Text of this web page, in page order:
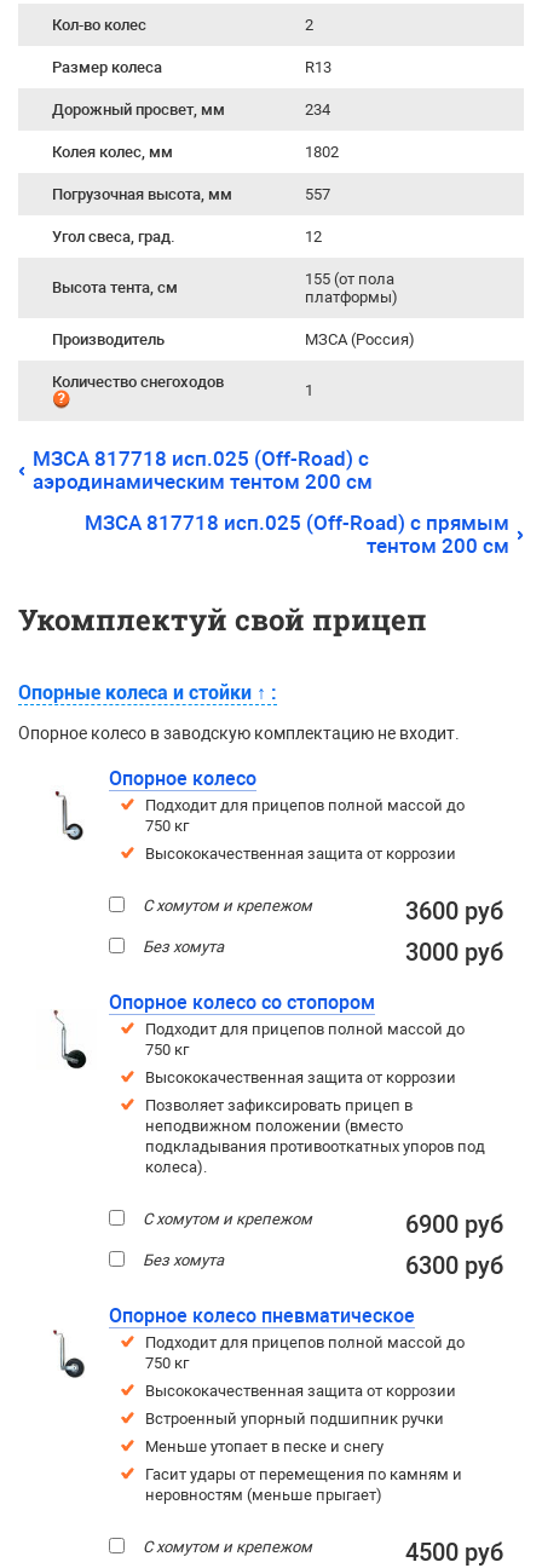
Кол-во колес 2
Размер колеса R13
Дорожный просвет, мм 234
Колея колес, мм 1802
Погрузочная высота, мм 557
Угол свеса, град. 12
Высота тента, см
155 (от пола
платформы)
Производитель МЗСА (Россия)
Количество снегоходов 1
МЗСА 817718 исп.025 (Off-Road) с
аэродинамическим тентом 200 см
МЗСА 817718 исп.025 (Off-Road) с прямым
тентом 200 см
Укомплектуй свой прицеп
Опорные колеса и стойки ↑ :
Опорное колесо в заводскую комплектацию не входит.
Опорное колесо
Подходит для прицепов полной массой до
750 кг
Высококачественная защита от коррозии
С хомутом и крепежом 3600 руб
Без хомута 3000 руб
Опорное колесо со стопором
Подходит для прицепов полной массой до
750 кг
Высококачественная защита от коррозии
Позволяет зафиксировать прицеп в
неподвижном положении (вместо
подкладывания противооткатных упоров под
колеса).
С хомутом и крепежом 6900 руб
Без хомута 6300 руб
Опорное колесо пневматическое
Подходит для прицепов полной массой до
750 кг
Высококачественная защита от коррозии
Встроенный упорный подшипник ручки
Меньше утопает в песке и снегу
Гасит удары от перемещения по камням и
неровностям (меньше прыгает)
С хомутом и крепежом 4500 руб